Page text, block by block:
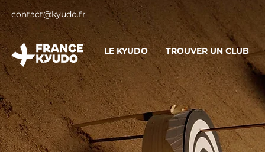
contact@kyudo.fr
LE KYUDO TROUVER UN CLUB